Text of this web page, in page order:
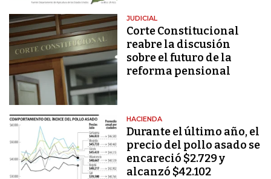
JUDICIAL
Corte Constitucional
reabre la discusión
sobre el futuro de la
reforma pensional
HACIENDA
Durante el último año, el
precio del pollo asado se
encareció $2.729 y
alcanzó $42.102